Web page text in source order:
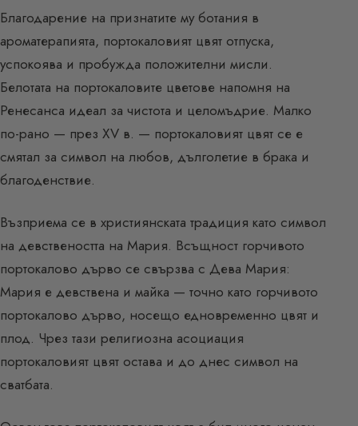
Благодарение на признатите му ботания в
ароматерапията, портокаловият цвят отпуска,
успокоява и пробужда положителни мисли.
Белотата на портокаловите цветове напомня на
Ренесанса идеал за чистота и целомъдрие. Малко
по-рано — през XV в. — портокаловият цвят се е
смятал за символ на любов, дълголетие в брака и
благоденствие.
Възприема се в християнската традиция като символ
на девствеността на Мария. Всъщност горчивото
портокалово дърво се свързва с Дева Мария:
Мария е девствена и майка — точно като горчивото
портокалово дърво, носещо едновременно цвят и
плод. Чрез тази религиозна асоциация
портокаловият цвят остава и до днес символ на
сватбата.